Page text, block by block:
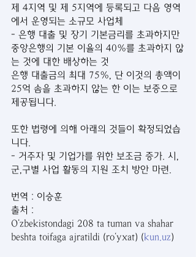
제 4지역 및 제 5지역에 등록되고 다음 영역
에서 운영되는 소규모 사업체
- 은행 대출 및 장기 기본금리를 초과하지만
중앙은행의 기본 이율의 40%를 초과하지 않
는 것에 대한 배상하는 것
은행 대출금의 최대 75%, 단 이것의 총액이
25억 솜을 초과하지 않는 한 이는 보증으로
제공됩니다.
또한 법령에 의해 아래의 것들이 확정되었습
니다.
- 거주자 및 기업가를 위한 보조금 증가. 시,
군,구별 사업 활동의 지원 조치 방안 마련.
번역 : 이승훈
출처 :
O‘zbekistondagi 208 ta tuman va shahar
beshta toifaga ajratildi (ro‘yxat) (kun.uz)